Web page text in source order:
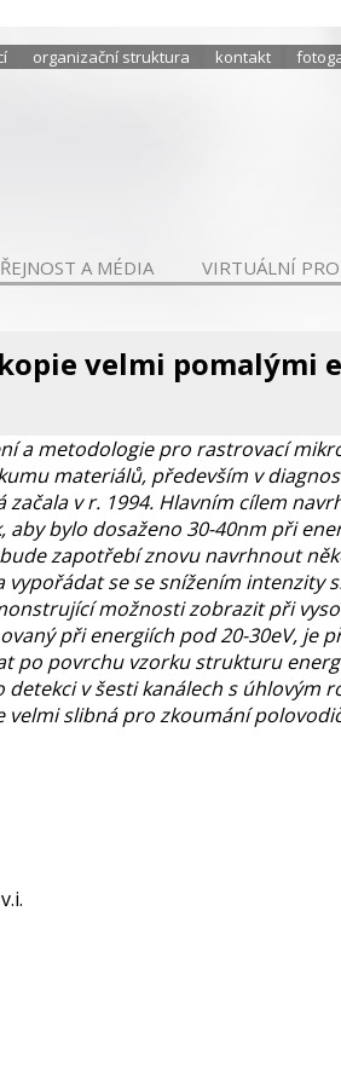
organizační struktura kontakt
A MÉDIA VIRTUÁLNÍ
velmi pomalými
a metodologie pro rastrovací
materiálů, především v
v r. 1994. Hlavním cílem
bylo dosaženo 30-40nm při
zapotřebí znovu navrhnout
se se snížením intenzity
možnosti zobrazit při
při energiích pod 20-30eV, je
po povrchu vzorku strukturu
v šesti kanálech s úhlovým
slibná pro zkoumání